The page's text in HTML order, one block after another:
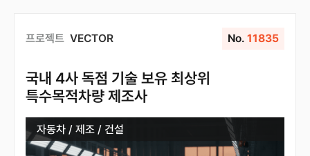
프로젝트 VECTOR No. 11835
국내 4사 독점 기술 보유 최상위
특수목적차량 제조사
자동차 / 제조 / 건설